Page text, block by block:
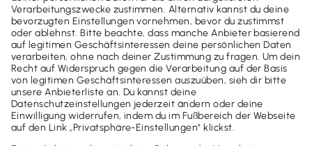
Mach's dir leicht und gib deinem Business den
entscheidenden Push - mit unseren Software-Lösungen für
Buchhaltung, Steuer & Finanzen.
Lexware Office
Lexware Office Login